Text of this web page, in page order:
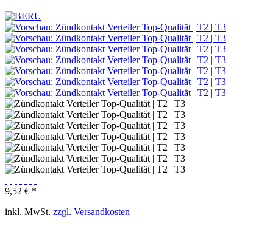
9,52 € *
inkl. MwSt. zzgl. Versandkosten